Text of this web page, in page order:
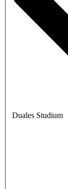
Duales Studium